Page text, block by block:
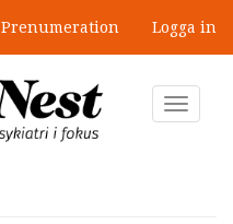
Prenumeration Logga in
Toggle